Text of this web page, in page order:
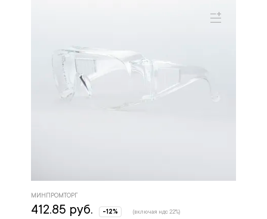
МИНПРОМТОРГ
412.85 руб. -12% (включая ндс 22%)